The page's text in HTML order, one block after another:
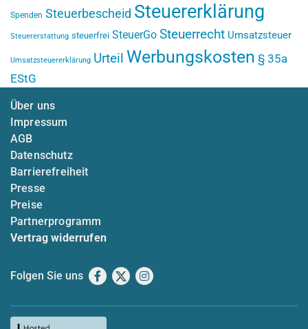
Spenden Steuerbescheid Steuererklärung
Steuererstattung steuerfrei SteuerGo Steuerrecht Umsatzsteuer
Umsatzsteuererklärung Urteil Werbungskosten § 35a
EStG
Über uns
Impressum
AGB
Datenschutz
Barrierefreiheit
Presse
Preise
Partnerprogramm
Vertrag widerrufen
Folgen Sie uns Facebook
X Instagram